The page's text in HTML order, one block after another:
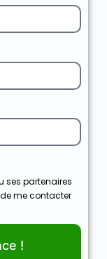
ses partenaires
me contacter
!